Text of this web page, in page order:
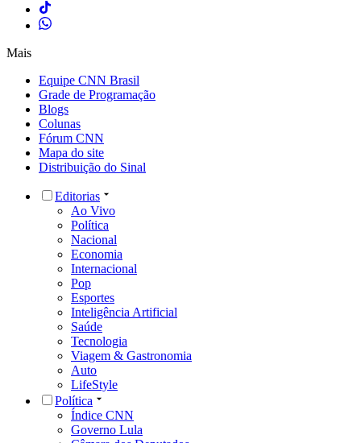
Mais
Equipe CNN Brasil
Grade de Programação
Blogs
Colunas
Fórum CNN
Mapa do site
Distribuição do Sinal
Editorias
Ao Vivo
Política
Nacional
Economia
Internacional
Pop
Esportes
Inteligência Artificial
Saúde
Tecnologia
Viagem & Gastronomia
Auto
LifeStyle
Política
Índice CNN
Governo Lula